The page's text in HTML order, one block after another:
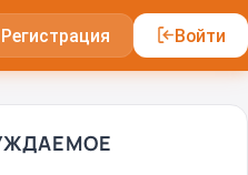
Регистрация Войти